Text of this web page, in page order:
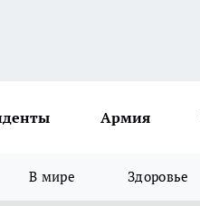
Армия
В мире Здоровье